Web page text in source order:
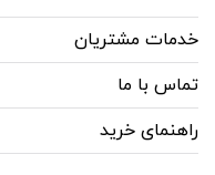
(121)
(13)
کیستون
خدمات مشتریان
تماس با ما
راهنمای خرید